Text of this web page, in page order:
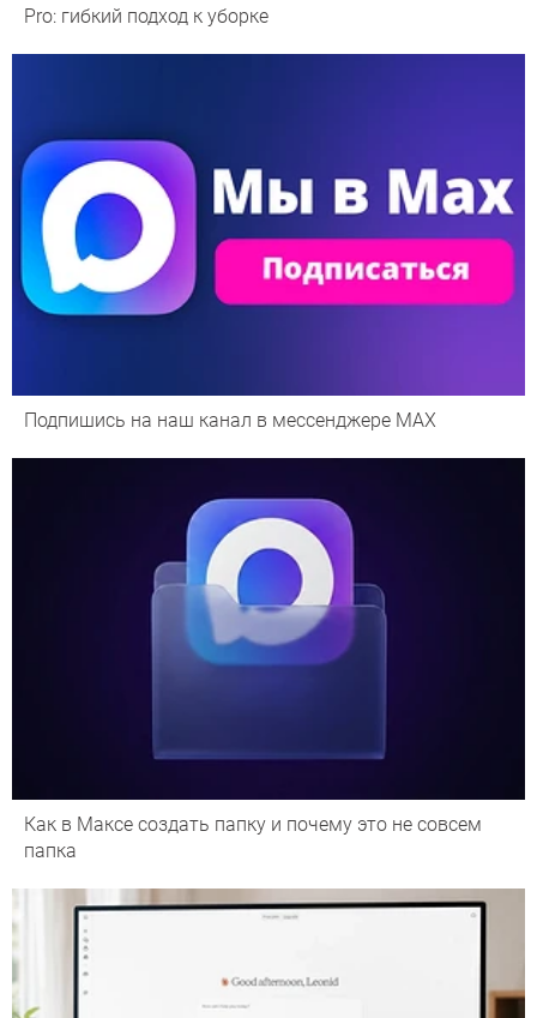
Pro: гибкий подход к уборке
Подпишись на наш канал в мессенджере МАХ
Как в Максе создать папку и почему это не совсем
папка